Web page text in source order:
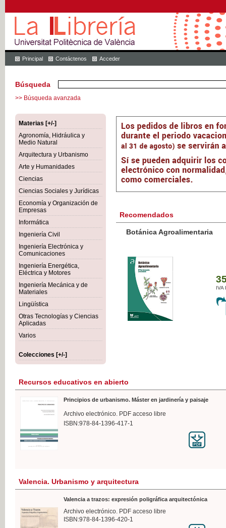
Principal Contáctenos Acceder
Búsqueda
>> Búsqueda avanzada
Materias [+/-]
Agronomía, Hidráulica y
Medio Natural
Arquitectura y Urbanismo
Arte y Humanidades
Ciencias
Ciencias Sociales y Jurídicas
Economía y Organización de
Empresas
Informática
Ingeniería Civil
Ingeniería Electrónica y
Comunicaciones
Ingeniería Energética,
Eléctrica y Motores
Ingeniería Mecánica y de
Materiales
Lingüística
Otras Tecnologías y Ciencias
Aplicadas
Varios
Colecciones [+/-]
Recomendados
Botánica Agroalimentaria
IVA
Recursos educativos en abierto
Principios de urbanismo. Máster en jardinería y paisaje
Archivo electrónico. PDF acceso libre
ISBN:978-84-1396-417-1
Valencia. Urbanismo y arquitectura
Valencia a trazos: expresión poligráfica arquitectónica
Archivo electrónico. PDF acceso libre
ISBN:978-84-1396-420-1